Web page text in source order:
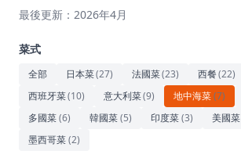
藝術文化
休閒
最後更新：2026年4月
菜式
全部 日本菜(27) 法國菜(23) 西餐(22)
西班牙菜(10) 意大利菜(9) 地中海菜(7)
多國菜(6) 韓國菜(5) 印度菜(3) 美國菜
墨西哥菜(2)